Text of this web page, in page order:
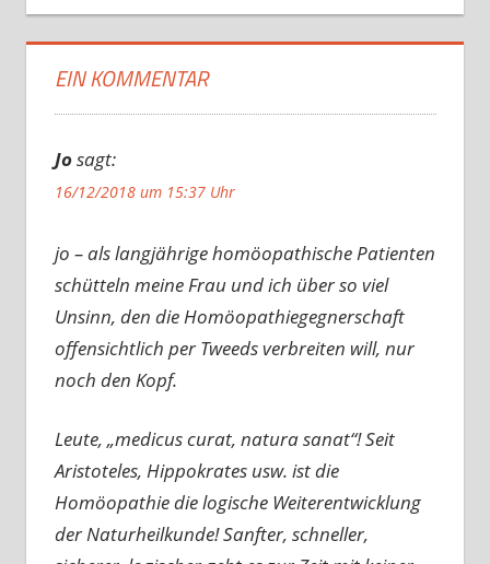
EIN KOMMENTAR
Josagt:
16/12/2018 um 15:37 Uhr
jo – als langjährige homöopathische Patienten
schütteln meine Frau und ich über so viel
Unsinn, den die Homöopathiegegnerschaft
offensichtlich per Tweeds verbreiten will, nur
noch den Kopf.
Leute, „medicus curat, natura sanat“! Seit
Aristoteles, Hippokrates usw. ist die
Homöopathie die logische Weiterentwicklung
der Naturheilkunde! Sanfter, schneller,